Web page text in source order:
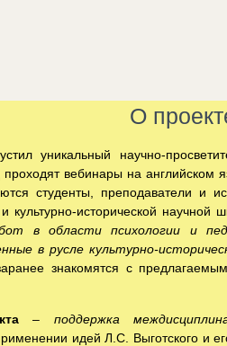
О
уникальный научно-
вебинары на английском
студенты, преподаватели и
культурно-исторической научной
в области психологии и
в русле культурно-
знакомятся с
– поддержка
идей Л.С. Выготского и